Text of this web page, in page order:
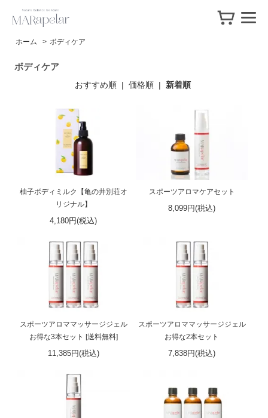
ホーム > ボディケア
ボディケア
おすすめ順| 価格順| 新着順
柚子ボディミルク【亀の井別荘オ
リジナル】
4,180円(税込)
スポーツアロマケアセット
8,099円(税込)
スポーツアロママッサージジェル
お得な3本セット [送料無料]
11,385円(税込)
スポーツアロママッサージジェル
お得な2本セット
7,838円(税込)